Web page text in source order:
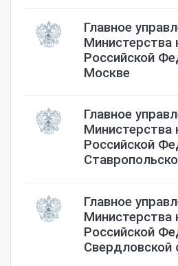
Главное
Министерства
Российской
Москве
Главное
Министерства
Российской
Главное
Министерства
Российской
Свердловской